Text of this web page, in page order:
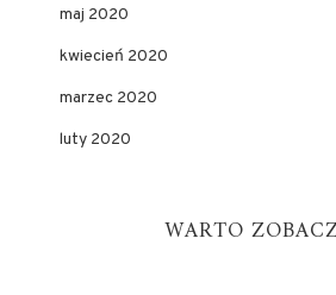
maj 2020
kwiecień 2020
marzec 2020
luty 2020
WARTO